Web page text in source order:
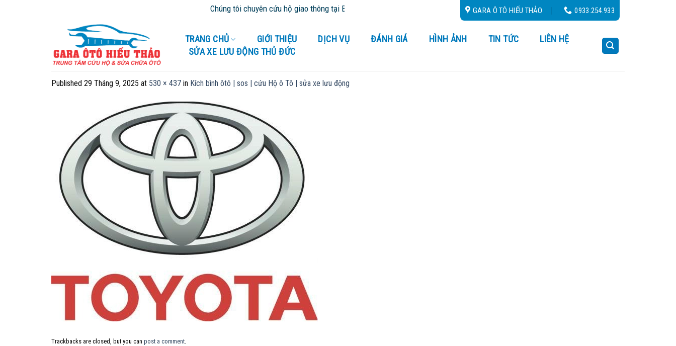
Chúng tôi chuyên cứu hộ giao thông tại Bình Dương và tỉnh thành lân cận - Cứu Hộ 24/24GARA Ô TÔ HIẾU THẢO 0933.254.933
TRANG CHỦ GIỚI THIỆU DỊCH VỤ ĐÁNH GIÁ HÌNH ẢNH TIN TỨC
LIÊN HỆ
SỬA XE LƯU ĐỘNG THỦ ĐỨC
Published 29 Tháng 9, 2025 at 530 × 437 in Kích bình ôtô | sos | cứu Hộ ô Tô | sửa xe lưu động
Trackbacks are closed, but you can post a comment.